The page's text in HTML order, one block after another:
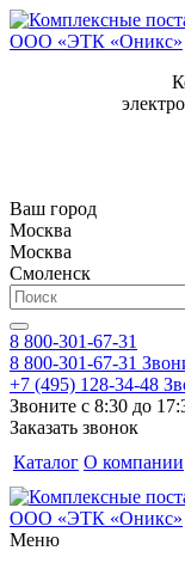
Ваш город
Москва
Москва
Смоленск
8 800-301-67-31
8 800-301-67-31
+7 (495) 128-34-48
Звоните с 8:30 до
Заказать звонок
Каталог О компании
Меню